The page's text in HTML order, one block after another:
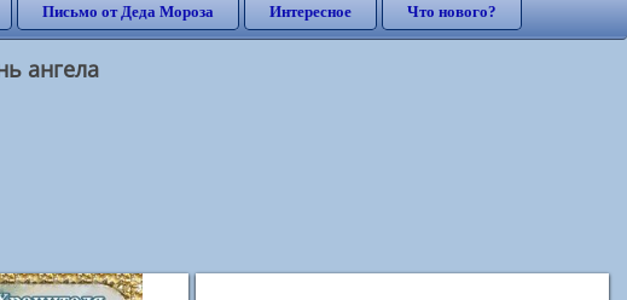
Письмо от Деда Мороза Интересное Что нового?
ангела